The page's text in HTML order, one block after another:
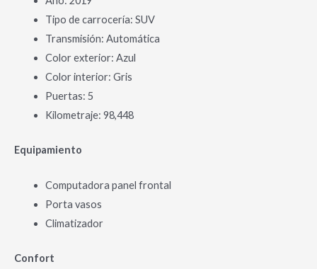
Tipo de carrocería: SUV
Transmisión: Automática
Color exterior: Azul
Color interior: Gris
Puertas: 5
Kilometraje: 98,448
Equipamiento
Computadora panel frontal
Porta vasos
Climatizador
Confort